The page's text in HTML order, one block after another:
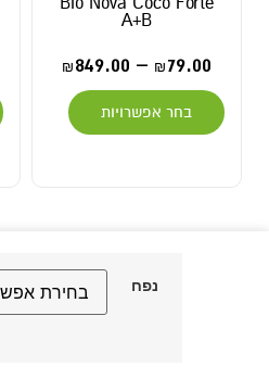
₪239.00
בחר אפשרויות
נפח